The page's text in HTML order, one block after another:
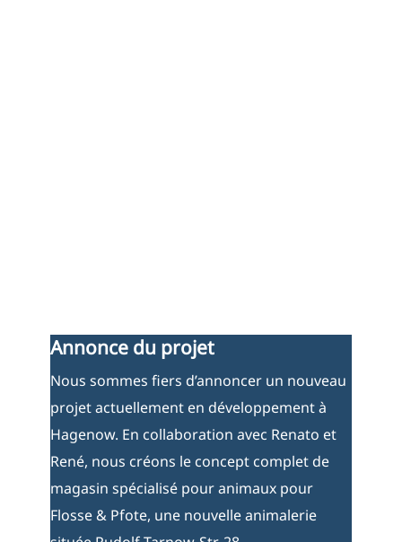
Annonce du projet
Nous sommes fiers d’annoncer un nouveau
projet actuellement en développement à
Hagenow. En collaboration avec Renato et
René, nous créons le concept complet de
magasin spécialisé pour animaux pour
Flosse & Pfote, une nouvelle animalerie